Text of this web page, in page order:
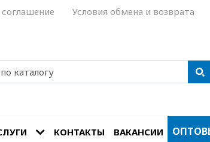
Условия обмена и возврата
КОНТАКТЫ ВАКАНСИИ